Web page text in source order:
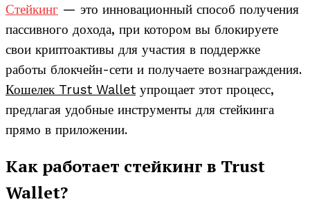
Стейкинг — это инновационный способ получения
пассивного дохода, при котором вы блокируете
свои криптоактивы для участия в поддержке
работы блокчейн-сети и получаете вознаграждения.
Кошелек Trust Wallet упрощает этот процесс,
предлагая удобные инструменты для стейкинга
прямо в приложении.
Как работает стейкинг в Trust
Wallet?